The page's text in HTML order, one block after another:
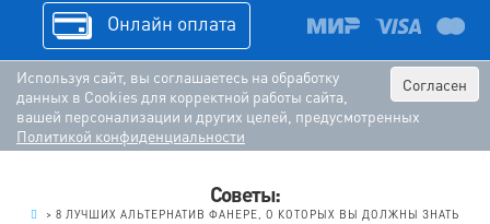
Онлайн оплата
Согласен
Используя сайт, вы соглашаетесь на обработку
данных в Cookies для корректной работы сайта,
вашей персонализации и других целей, предусмотренных
Политикой конфиденциальности
Советы:
> 8 ЛУЧШИХ АЛЬТЕРНАТИВ ФАНЕРЕ, О КОТОРЫХ ВЫ ДОЛЖНЫ ЗНАТЬ